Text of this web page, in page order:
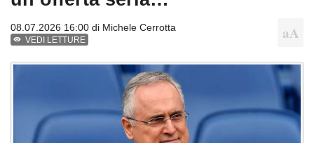
08.07.2026 16:00 di Michele Cerrotta
VEDI LETTURE